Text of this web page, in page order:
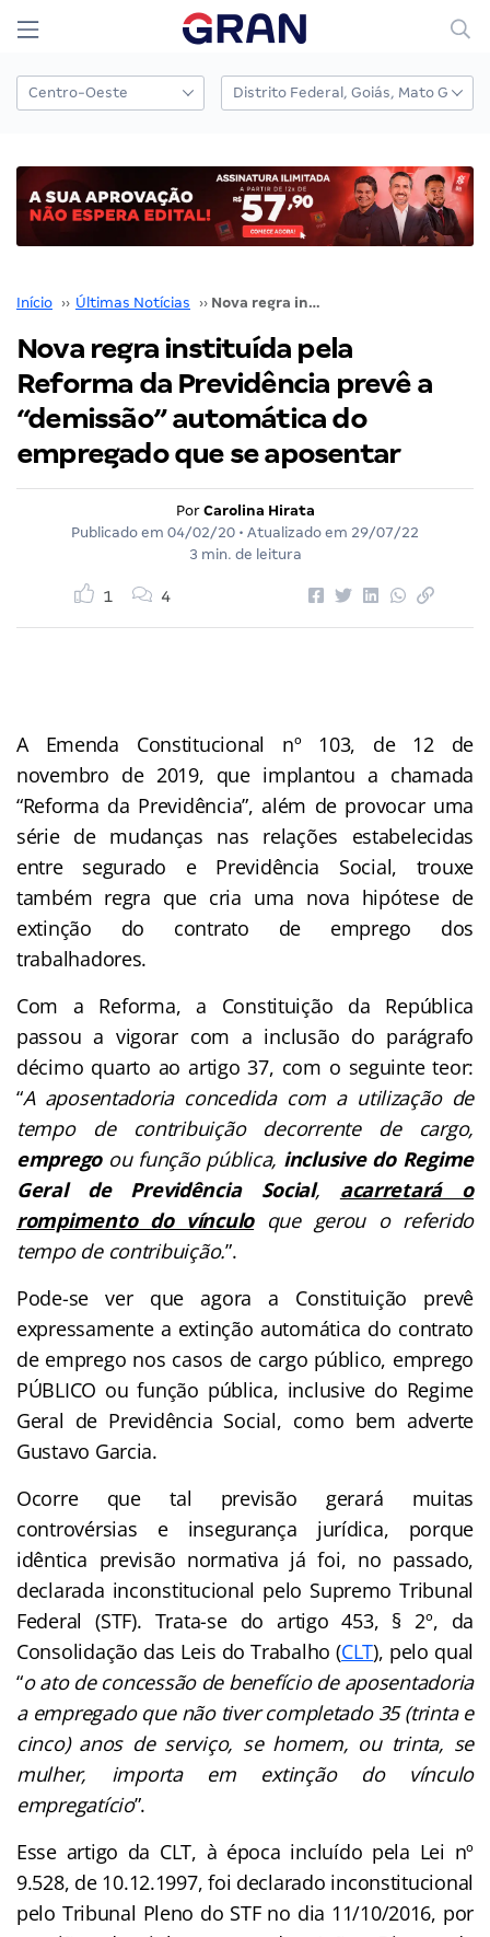
Início ›› Últimas Notícias ›› Nova regra instituída pela Reforma da Previdência prevê a “demissão” automática do empregado que se aposentar
Nova regra instituída pela
Reforma da Previdência prevê a
“demissão” automática do
empregado que se aposentar
Por Carolina Hirata
Publicado em 04/02/20 • Atualizado em 29/07/22
3 min. de leitura
1 4
A Emenda Constitucional nº 103, de 12 de
novembro de 2019, que implantou a chamada
“Reforma da Previdência”, além de provocar uma
série de mudanças nas relações estabelecidas
entre segurado e Previdência Social, trouxe
também regra que cria uma nova hipótese de
extinção do contrato de emprego dos
trabalhadores.
Com a Reforma, a Constituição da República
passou a vigorar com a inclusão do parágrafo
décimo quarto ao artigo 37, com o seguinte teor:
“A aposentadoria concedida com a utilização de
tempo de contribuição decorrente de cargo,
empregoou função pública, inclusive do Regime
Geral de Previdência Social, acarretará o
rompimento do vínculoque gerou o referido
tempo de contribuição.”.
Pode-se ver que agora a Constituição prevê
expressamente a extinção automática do contrato
de emprego nos casos de cargo público, emprego
PÚBLICO ou função pública, inclusive do Regime
Geral de Previdência Social, como bem adverte
Gustavo Garcia.
Ocorre que tal previsão gerará muitas
controvérsias e insegurança jurídica, porque
idêntica previsão normativa já foi, no passado,
declarada inconstitucional pelo Supremo Tribunal
Federal (STF). Trata-se do artigo 453, § 2º, da
Consolidação das Leis do Trabalho (CLT), pelo qual
“o ato de concessão de benefício de aposentadoria
a empregado que não tiver completado 35 (trinta e
cinco) anos de serviço, se homem, ou trinta, se
mulher, importa em extinção do vínculo
empregatício”.
Esse artigo da CLT, à época incluído pela Lei nº
9.528, de 10.12.1997, foi declarado inconstitucional
pelo Tribunal Pleno do STF no dia 11/10/2016, por